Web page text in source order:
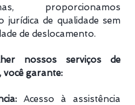
proporcionamos
jurídica de qualidade sem
de deslocamento.
nossos serviços de
você garante:
Acesso à assistência